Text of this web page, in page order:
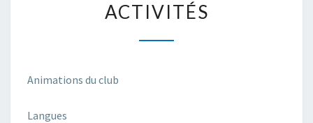
ACTIVITÉS
Animations du club
Langues